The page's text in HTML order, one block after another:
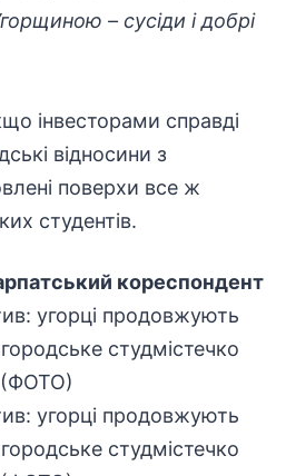
– сусіди і добрі
інвесторами справді
відносини з
поверхи все ж
студентів.
кореспондент